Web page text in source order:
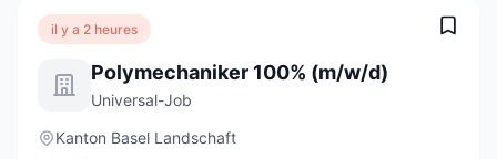
il y a 2 heures
Polymechaniker 100% (m/w/d)
Universal-Job
Kanton Basel Landschaft